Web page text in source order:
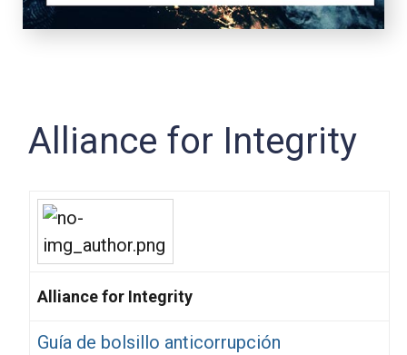
Alliance for Integrity
Alliance for Integrity
Guía de bolsillo anticorrupción